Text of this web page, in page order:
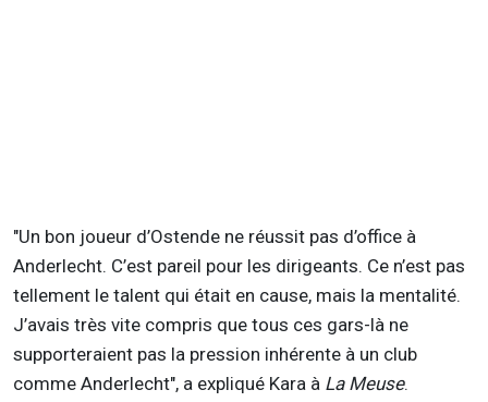
"Un bon joueur d’Ostende ne réussit pas d’office à
Anderlecht. C’est pareil pour les dirigeants. Ce n’est pas
tellement le talent qui était en cause, mais la mentalité.
J’avais très vite compris que tous ces gars-là ne
supporteraient pas la pression inhérente à un club
comme Anderlecht", a expliqué Kara à La Meuse.